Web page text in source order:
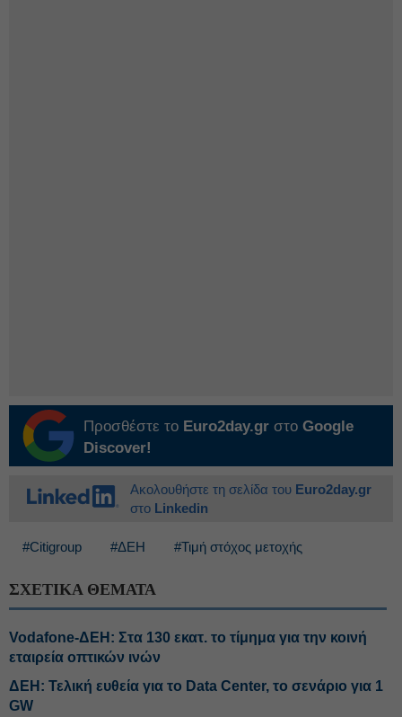
Προσθέστε το Euro2day.gr στο Google
Discover!
Ακολουθήστε τη σελίδα του Euro2day.gr
στο Linkedin
#Citigroup #ΔΕΗ #Τιμή στόχος μετοχής
ΣΧΕΤΙΚΑ ΘΕΜΑΤΑ
Vodafone-ΔΕΗ: Στα 130 εκατ. το τίμημα για την κοινή
εταιρεία οπτικών ινών
ΔΕΗ: Τελική ευθεία για το Data Center, το σενάριο για 1
GW